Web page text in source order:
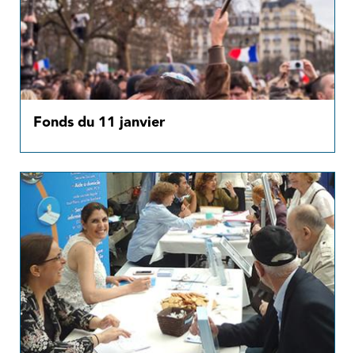
Fonds du 11 janvier